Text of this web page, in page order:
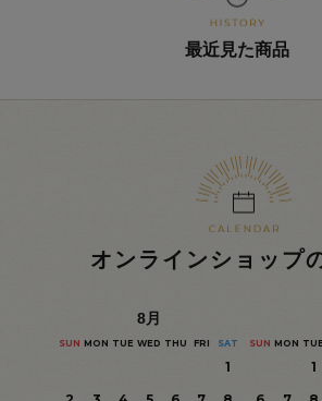
最近見た商品
オンラインショップ
8月
SUN MON TUE WED THU FRI SAT
1
SUN MON TUE
1